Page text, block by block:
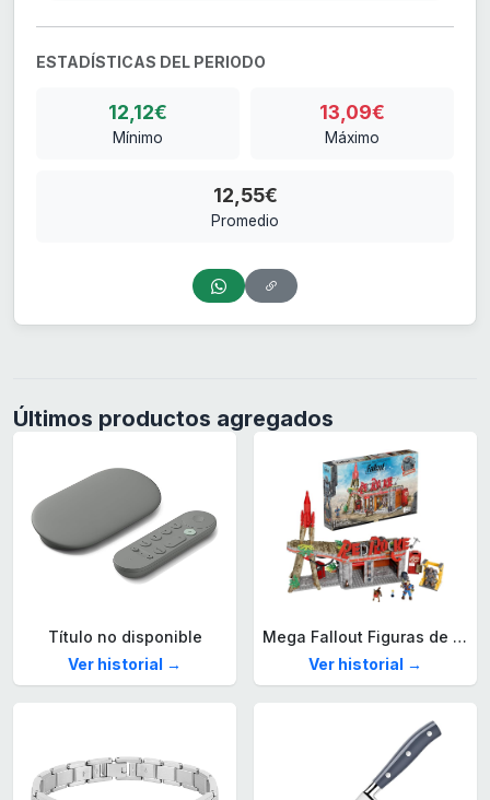
ESTADÍSTICAS DEL PERIODO
12,12€
Mínimo
13,09€
Máximo
12,55€
Promedio
Últimos productos agregados
Título no disponible
Ver historial →
Mega Fallout Figuras de acción y Juguetes de construcción, Parada de Camiones Red Rocket con 824 Piezas, 2 Personajes articulados y Accesorios, para coleccionistas, HXT00
Ver historial →